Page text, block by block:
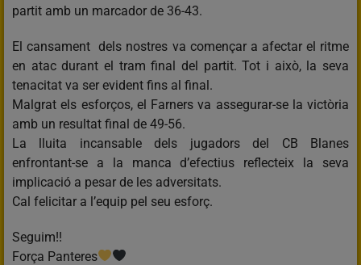
partit amb un marcador de 36-43.
El cansament dels nostres va començar a afectar el ritme
en atac durant el tram final del partit. Tot i això, la seva
tenacitat va ser evident fins al final.
Malgrat els esforços, el Farners va assegurar-se la victòria
amb un resultat final de 49-56.
La lluita incansable dels jugadors del CB Blanes
enfrontant-se a la manca d’efectius reflecteix la seva
implicació a pesar de les adversitats.
Cal felicitar a l’equip pel seu esforç.
Seguim!!
Força Panteres